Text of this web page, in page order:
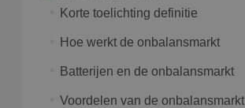
Korte toelichting definitie
Hoe werkt de onbalansmarkt
Batterijen en de onbalansmarkt
Voordelen van de onbalansmarkt